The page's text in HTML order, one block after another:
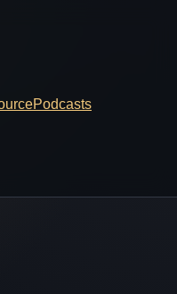
Podcasts